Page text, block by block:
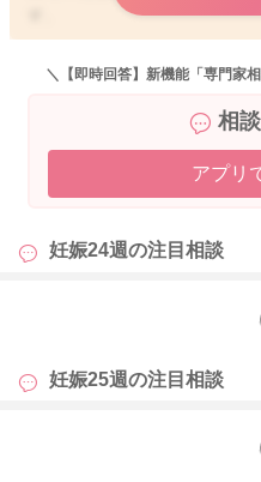
こちらでも胎盤と見間違える
また今後の健診でも、子宮口
せっかくご相談くださったの
どうぞよろしくお願いします。
＼【即時回答】新機能「専門家
相
アプリ
妊娠24週の注目相談
もっ
妊娠25週の注目相談
もっ